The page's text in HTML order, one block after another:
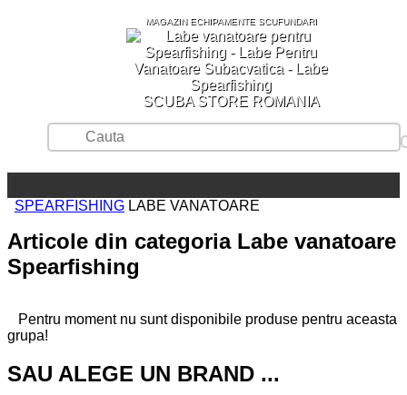
MAGAZIN ECHIPAMENTE SCUFUNDARI
SCUBA STORE ROMANIA
SPEARFISHING LABE VANATOARE
Articole din categoria Labe vanatoare
Spearfishing
Pentru moment nu sunt disponibile produse pentru aceasta
grupa!
SAU ALEGE UN BRAND ...